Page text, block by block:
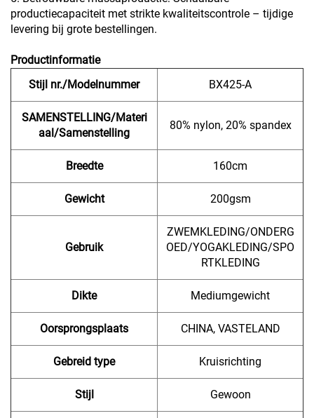
productiecapaciteit met strikte kwaliteitscontrole – tijdige
levering bij grote bestellingen.
Productinformatie
Stijl nr./Modelnummer
BX425-A
SAMENSTELLING/Materi
aal/Samenstelling
80% nylon, 20% spandex
Breedte 160cm
Gewicht 200gsm
Gebruik
ZWEMKLEDING/ONDERG
OED/YOGAKLEDING/SPO
RTKLEDING
Dikte Mediumgewicht
Oorsprongsplaats CHINA, VASTELAND
Gebreid type Kruisrichting
Stijl Gewoon